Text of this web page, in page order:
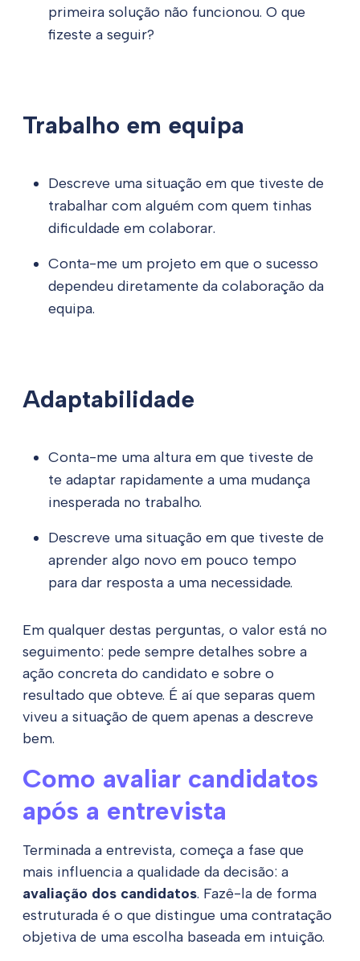
primeira solução não funcionou. O que
fizeste a seguir?
Trabalho em equipa
Descreve uma situação em que tiveste de
trabalhar com alguém com quem tinhas
dificuldade em colaborar.
Conta-me um projeto em que o sucesso
dependeu diretamente da colaboração da
equipa.
Adaptabilidade
Conta-me uma altura em que tiveste de
te adaptar rapidamente a uma mudança
inesperada no trabalho.
Descreve uma situação em que tiveste de
aprender algo novo em pouco tempo
para dar resposta a uma necessidade.
Em qualquer destas perguntas, o valor está no
seguimento: pede sempre detalhes sobre a
ação concreta do candidato e sobre o
resultado que obteve. É aí que separas quem
viveu a situação de quem apenas a descreve
bem.
Como avaliar candidatos
após a entrevista
Terminada a entrevista, começa a fase que
mais influencia a qualidade da decisão: a
avaliação dos candidatos. Fazê-la de forma
estruturada é o que distingue uma contratação
objetiva de uma escolha baseada em intuição.